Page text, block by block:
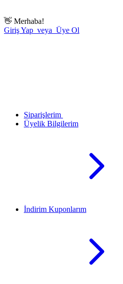
👋 Merhaba!
Giriş Yap veya Üye Ol
Siparişlerim
Üyelik Bilgilerim
İndirim Kuponlarım